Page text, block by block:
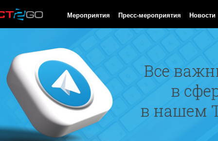
Мероприятия Пресс-мероприятия Новости